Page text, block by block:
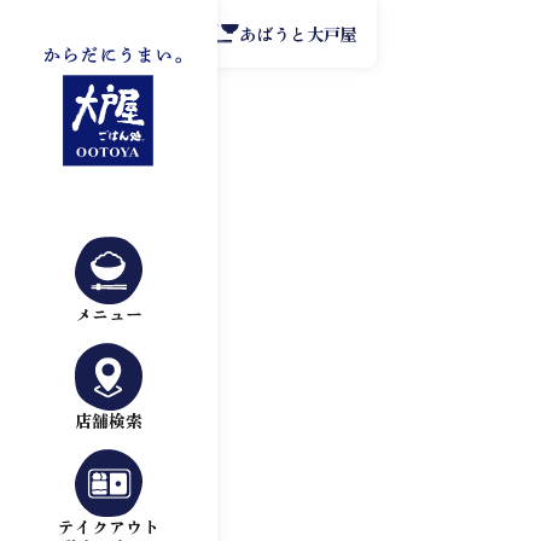
メニュー
店舗検索
テイクアウト
あばうと大戸屋